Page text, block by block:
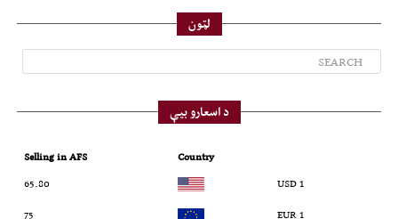
لټون
د اسعارو بیې
Country
Selling in AFS
1 USD
65.80
1 EUR
75